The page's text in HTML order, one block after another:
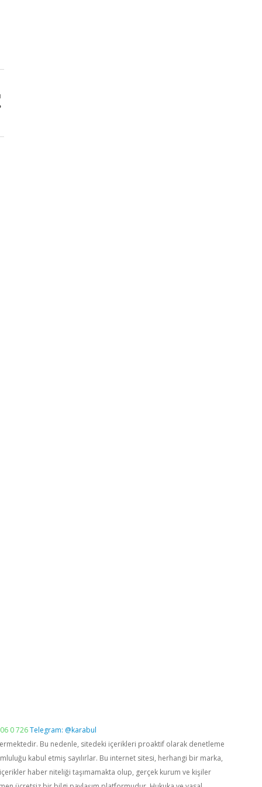
0 726Telegram: @karabul
Bu nedenle, sitedeki içerikleri proaktif olarak denetleme
kabul etmiş sayılırlar. Bu internet sitesi, herhangi bir marka,
haber niteliği taşımamakta olup, gerçek kurum ve kişiler